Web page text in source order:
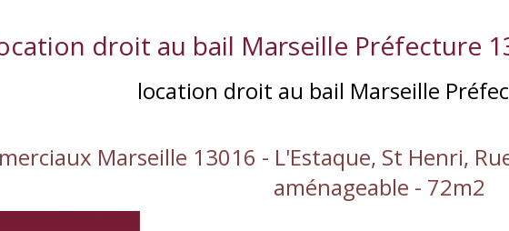
droit au bail Marseille Préfecture
location droit au bail Marseille
Marseille 13016 - L'Estaque, St Henri,
aménageable - 72m2